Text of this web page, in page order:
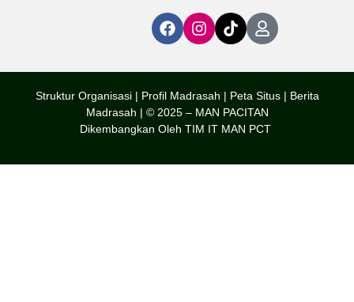
Struktur Organisasi | Profil Madrasah | Peta Situs | Berita
Madrasah | © 2025 – MAN PACITAN
Dikembangkan Oleh TIM IT MAN PCT